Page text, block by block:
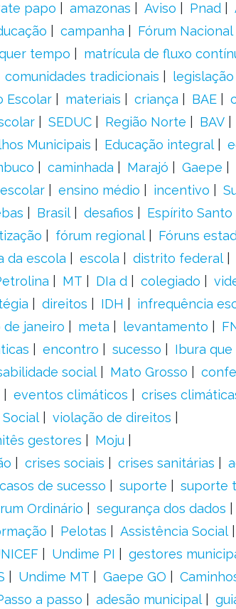
papo amazonas Aviso Pnad
campanha Fórum
tempo matrícula de fluxo
comunidades tradicionais legislação
Escolar materiais criança BAE
SEDUC Região Norte BAV
Municipais Educação integral
caminhada Marajó Gaepe
ensino médio incentivo
Brasil desafios Espírito Santo
fórum regional
Fóruns
da escola escola distrito federal
MT DIa d colegiado
direitos IDH infrequência
de janeiro meta levantamento
encontro sucesso Ibura
social Mato Grosso
eventos climáticos crises
violação de direitos
gestores
Moju
crises sociais crises sanitárias
casos de sucesso suporte suporte
Ordinário
segurança dos dados
Pelotas Assistência Social
Undime PI gestores
Undime MT Gaepe GO
a passo adesão municipal